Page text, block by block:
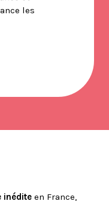
les
inédite en France,